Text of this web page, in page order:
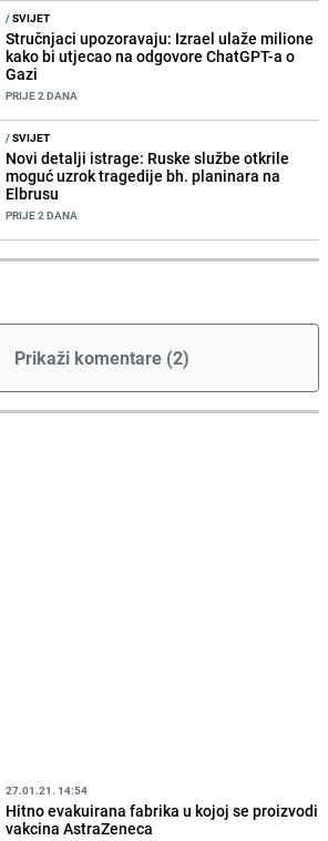
/SVIJET
Stručnjaci upozoravaju: Izrael ulaže milione
kako bi utjecao na odgovore ChatGPT-a o
Gazi
PRIJE 2 DANA
/SVIJET
Novi detalji istrage: Ruske službe otkrile
moguć uzrok tragedije bh. planinara na
Elbrusu
PRIJE 2 DANA
Prikaži komentare (2)
27.01.21. 14:54
Hitno evakuirana fabrika u kojoj se proizvodi
vakcina AstraZeneca